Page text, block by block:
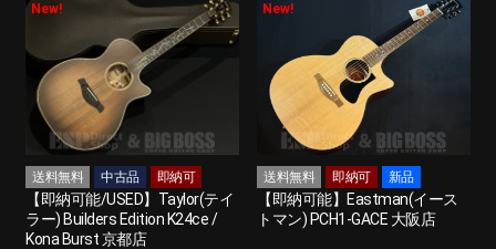
New!
送料無料 中古品 即納可
【即納可能/USED】Taylor(テイ
ラー) Builders Edition K24ce /
Kona Burst 京都店
New!
送料無料 即納可 新品
【即納可能】Eastman(イース
トマン) PCH1-GACE 大阪店